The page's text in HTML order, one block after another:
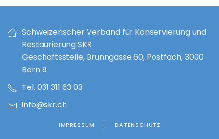
Schweizerischer Verband für Konservierung und
Restaurierung SKR
Geschäftsstelle, Brunngasse 60, Postfach, 3000
Bern 8
Tel. 031 311 63 03
info@skr.ch
IMPRESSUM DATENSCHUTZ